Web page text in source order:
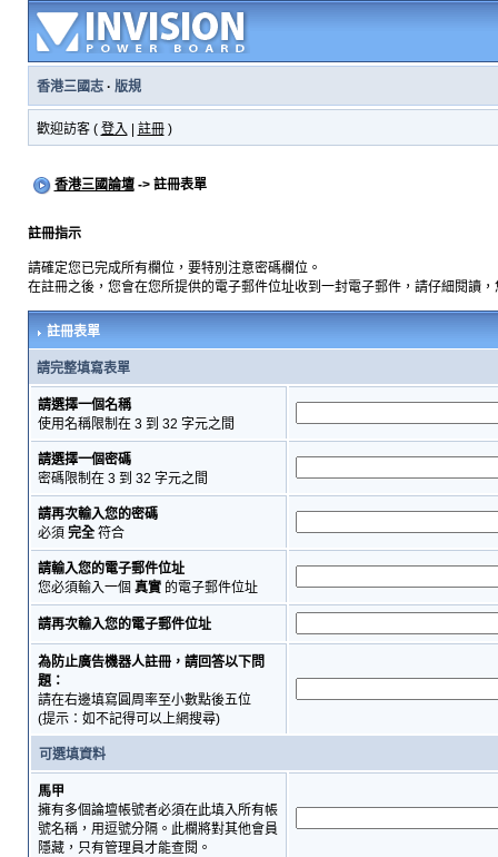
香港三國志· 版規
歡迎訪客 ( 登入 註冊)
香港三國論壇-> 註冊表單
註冊指示
請確定您已完成所有欄位，要特別注意密碼欄位。
在註冊之後，您會在您所提供的電子郵件位址收到一封電子郵件，請仔細閱讀
註冊表單
請完整填寫表單
請選擇一個名稱
使用名稱限制在 3 到 32 字元之間
請選擇一個密碼
密碼限制在 3 到 32 字元之間
請再次輸入您的密碼
必須 完全符合
請輸入您的電子郵件位址
您必須輸入一個 真實的電子郵件位址
請再次輸入您的電子郵件位址
為防止廣告機器人註冊，請回答以下問
題：
請在右邊填寫圓周率至小數點後五位
(提示：如不記得可以上網搜尋)
可選填資料
馬甲
擁有多個論壇帳號者必須在此填入所有帳
號名稱，用逗號分隔。此欄將對其他會員
隱藏，只有管理員才能查閱。